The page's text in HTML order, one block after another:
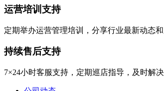
运营培训支持
定期举办运营管理培训，分享行业最新动态
持续售后支持
7×24小时客服支持，定期巡店指导，及时解